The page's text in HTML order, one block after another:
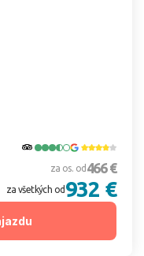
za os. od 466 €
za všetkých od 932 €